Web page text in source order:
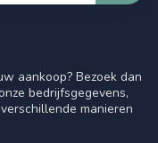
aankoop? Bezoek dan
bedrijfsgegevens,
manieren